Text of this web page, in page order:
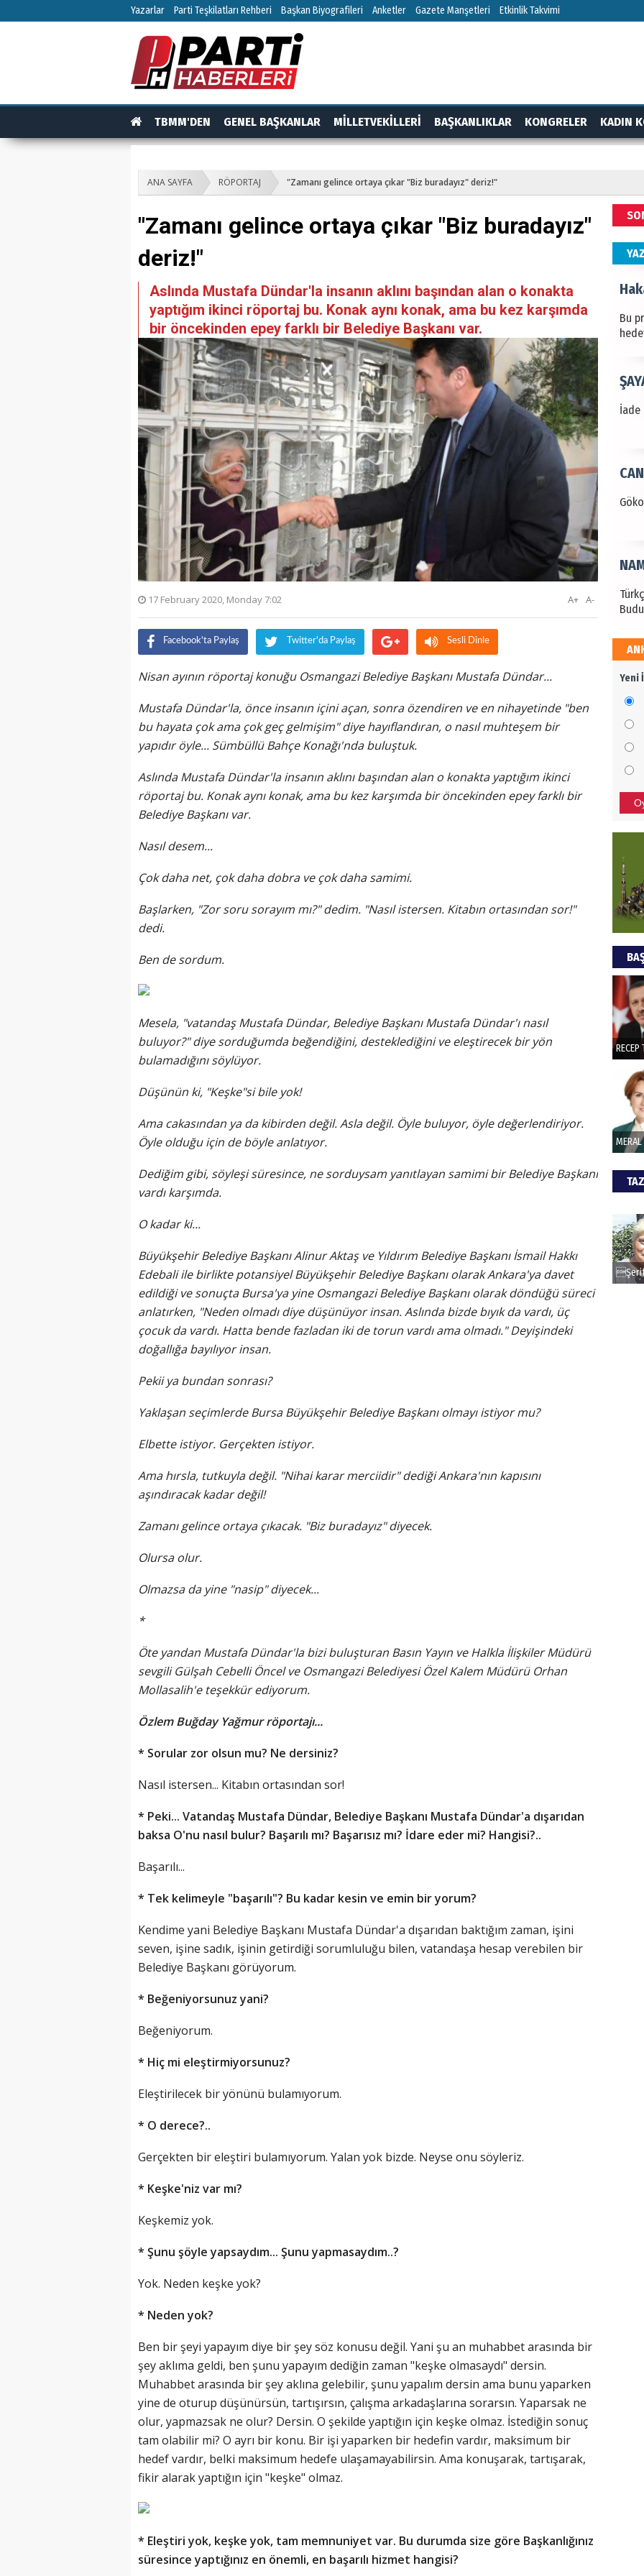
Yazarlar Parti Teşkilatları Rehberi Başkan Biyografileri Anketler Gazete Manşetleri Etkinlik Takvimi
TBMM'DEN GENEL BAŞKANLAR MİLLETVEKİLLERİ BAŞKANLIKLAR KONGRELER KADIN
ANA SAYFA RÖPORTAJ "Zamanı gelince ortaya çıkar "Biz buradayız" deriz!"
"Zamanı gelince ortaya çıkar "Biz buradayız"
deriz!"
Aslında Mustafa Dündar'la insanın aklını başından alan o konakta
yaptığım ikinci röportaj bu. Konak aynı konak, ama bu kez karşımda
bir öncekinden epey farklı bir Belediye Başkanı var.
17 February 2020, Monday 7:02 A-
A+
Facebook'ta Paylaş Twitter'da Paylaş Sesli Dinle
Nisan ayının röportaj konuğu Osmangazi Belediye Başkanı Mustafa Dündar...
Mustafa Dündar'la, önce insanın içini açan, sonra özendiren ve en nihayetinde "ben
bu hayata çok ama çok geç gelmişim" diye hayıflandıran, o nasıl muhteşem bir
yapıdır öyle... Sümbüllü Bahçe Konağı'nda buluştuk.
Aslında Mustafa Dündar'la insanın aklını başından alan o konakta yaptığım ikinci
röportaj bu. Konak aynı konak, ama bu kez karşımda bir öncekinden epey farklı bir
Belediye Başkanı var.
Nasıl desem...
Çok daha net, çok daha dobra ve çok daha samimi.
Başlarken, "Zor soru sorayım mı?" dedim. "Nasıl istersen. Kitabın ortasından sor!"
dedi.
Ben de sordum.
Mesela, "vatandaş Mustafa Dündar, Belediye Başkanı Mustafa Dündar'ı nasıl
buluyor?" diye sorduğumda beğendiğini, desteklediğini ve eleştirecek bir yön
bulamadığını söylüyor.
Düşünün ki, "Keşke"si bile yok!
Ama cakasından ya da kibirden değil. Asla değil. Öyle buluyor, öyle değerlendiriyor.
Öyle olduğu için de böyle anlatıyor.
Dediğim gibi, söyleşi süresince, ne sorduysam yanıtlayan samimi bir Belediye Başkanı
vardı karşımda.
O kadar ki...
Büyükşehir Belediye Başkanı Alinur Aktaş ve Yıldırım Belediye Başkanı İsmail Hakkı
Edebali ile birlikte potansiyel Büyükşehir Belediye Başkanı olarak Ankara'ya davet
edildiği ve sonuçta Bursa'ya yine Osmangazi Belediye Başkanı olarak döndüğü süreci
anlatırken, "Neden olmadı diye düşünüyor insan. Aslında bizde bıyık da vardı, üç
çocuk da vardı. Hatta bende fazladan iki de torun vardı ama olmadı." Deyişindeki
doğallığa bayılıyor insan.
Pekii ya bundan sonrası?
Yaklaşan seçimlerde Bursa Büyükşehir Belediye Başkanı olmayı istiyor mu?
Elbette istiyor. Gerçekten istiyor.
Ama hırsla, tutkuyla değil. "Nihai karar merciidir" dediği Ankara'nın kapısını
aşındıracak kadar değil!
Zamanı gelince ortaya çıkacak. "Biz buradayız" diyecek.
Olursa olur.
Olmazsa da yine "nasip" diyecek...
*
Öte yandan Mustafa Dündar'la bizi buluşturan Basın Yayın ve Halkla İlişkiler Müdürü
sevgili Gülşah Cebelli Öncel ve Osmangazi Belediyesi Özel Kalem Müdürü Orhan
Mollasalih'e teşekkür ediyorum.
Özlem Buğday Yağmur röportajı...
* Sorular zor olsun mu? Ne dersiniz?
Nasıl istersen... Kitabın ortasından sor!
* Peki... Vatandaş Mustafa Dündar, Belediye Başkanı Mustafa Dündar'a dışarıdan
baksa O'nu nasıl bulur? Başarılı mı? Başarısız mı? İdare eder mi? Hangisi?..
Başarılı...
* Tek kelimeyle "başarılı"? Bu kadar kesin ve emin bir yorum?
Kendime yani Belediye Başkanı Mustafa Dündar'a dışarıdan baktığım zaman, işini
seven, işine sadık, işinin getirdiği sorumluluğu bilen, vatandaşa hesap verebilen bir
Belediye Başkanı görüyorum.
* Beğeniyorsunuz yani?
Beğeniyorum.
* Hiç mi eleştirmiyorsunuz?
Eleştirilecek bir yönünü bulamıyorum.
* O derece?..
Gerçekten bir eleştiri bulamıyorum. Yalan yok bizde. Neyse onu söyleriz.
* Keşke'niz var mı?
Keşkemiz yok.
* Şunu şöyle yapsaydım... Şunu yapmasaydım..?
Yok. Neden keşke yok?
* Neden yok?
Ben bir şeyi yapayım diye bir şey söz konusu değil. Yani şu an muhabbet arasında bir
şey aklıma geldi, ben şunu yapayım dediğin zaman "keşke olmasaydı" dersin.
Muhabbet arasında bir şey aklına gelebilir, şunu yapalım dersin ama bunu yaparken
yine de oturup düşünürsün, tartışırsın, çalışma arkadaşlarına sorarsın. Yaparsak ne
olur, yapmazsak ne olur? Dersin. O şekilde yaptığın için keşke olmaz. İstediğin sonuç
tam olabilir mi? O ayrı bir konu. Bir işi yaparken bir hedefin vardır, maksimum bir
hedef vardır, belki maksimum hedefe ulaşamayabilirsin. Ama konuşarak, tartışarak,
fikir alarak yaptığın için "keşke" olmaz.
* Eleştiri yok, keşke yok, tam memnuniyet var. Bu durumda size göre Başkanlığınız
süresince yaptığınız en önemli, en başarılı hizmet hangisi?
ALİ
Bu
İade
Bu
İade
Yeni